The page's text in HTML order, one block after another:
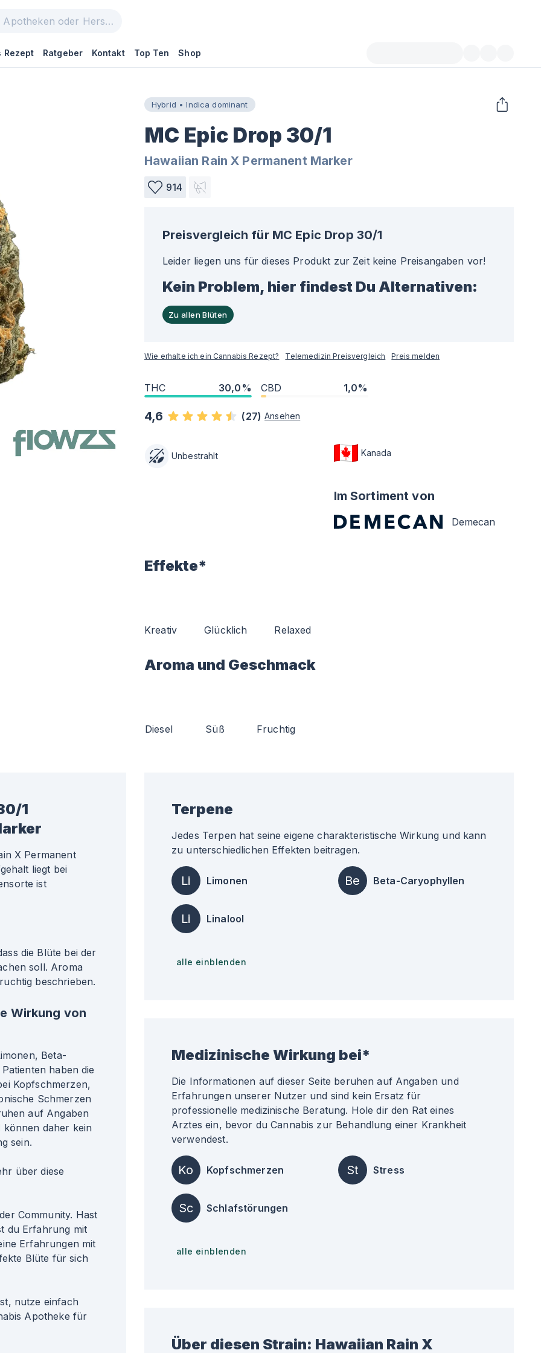
Rezept Ratgeber Kontakt Top Ten Shop
Hybrid • Indica dominant
MC Epic Drop 30/1
Hawaiian Rain X Permanent Marker
914
Preisvergleich für MC Epic Drop 30/1
Leider liegen uns für dieses Produkt zur Zeit keine Preisangaben vor!
Kein Problem, hier findest Du Alternativen:
Zu allen Blüten
Wie erhalte ich ein Cannabis Rezept? Telemedizin Preisvergleich Preis melden
THC 30,0% CBD 1,0%
4,6 (27) Ansehen
Unbestrahlt Kanada
Im Sortiment von
Demecan
Effekte*
Kreativ Glücklich Relaxed
Aroma und Geschmack
Diesel Süß Fruchtig
1
X Permanent
liegt bei
ist
die Blüte bei der
soll. Aroma
beschrieben.
Wirkung von
Beta-
haben die
Kopfschmerzen,
Schmerzen
auf Angaben
daher kein
sein.
über diese
Community. Hast
du Erfahrung mit
Erfahrungen mit
Blüte für sich
nutze einfach
Apotheke für
Terpene
Jedes Terpen hat seine eigene charakteristische Wirkung und kann
zu unterschiedlichen Effekten beitragen.
Li Limonen Be Beta-Caryophyllen
Li Linalool
alle einblenden
Medizinische Wirkung bei*
Die Informationen auf dieser Seite beruhen auf Angaben und
Erfahrungen unserer Nutzer und sind kein Ersatz für
professionelle medizinische Beratung. Hole dir den Rat eines
Arztes ein, bevor du Cannabis zur Behandlung einer Krankheit
verwendest.
Ko Kopfschmerzen St Stress
Sc Schlafstörungen
alle einblenden
Über diesen Strain: Hawaiian Rain X